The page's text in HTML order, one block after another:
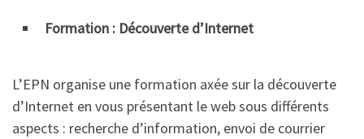
Formation : Découverte d’Internet
L’EPN organise une formation axée sur la découverte
d’Internet en vous présentant le web sous différents
aspects : recherche d’information, envoi de courrier